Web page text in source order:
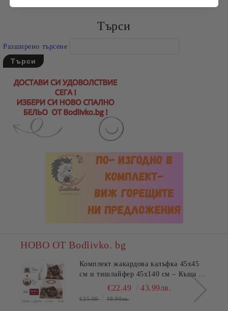
Търси
Разширено търсене
НОВО ОТ Bodlivko. bg
Комплект жакардова калъфка 45x45
см и тишлайфер 45x140 см – Къща с
€22.49 43.99лв.
€25.00 48.90лв.